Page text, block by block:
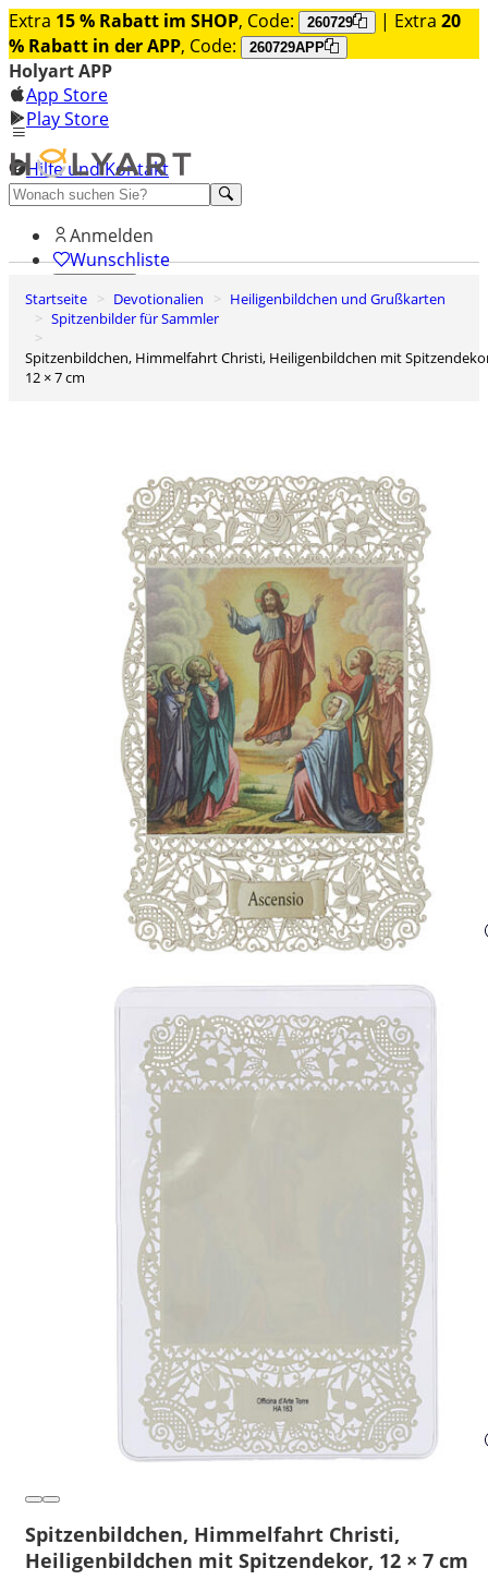
Extra 15 % Rabatt im SHOP, Code: 260729 | Extra 20
% Rabatt in der APP, Code: 260729APP
Holyart APP
App Store
Play Store
Hilfe und Kontakt
Entdecken Sie Premium
Anmelden
Wunschliste
0
Warenkorb
Startseite Devotionalien
Heiligenbildchen und Grußkarten
Spitzenbilder für Sammler
Spitzenbildchen, Himmelfahrt Christi, Heiligenbildchen mit Spitzendekor,
12 × 7 cm
Spitzenbildchen, Himmelfahrt Christi,
Heiligenbildchen mit Spitzendekor, 12 × 7 cm